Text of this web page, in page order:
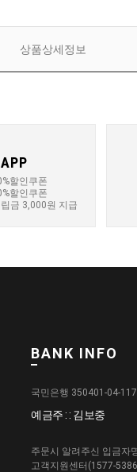
상품상세정보
할인쿠폰
할인쿠폰
금 3,000원 지급
BANK INFO
국민은행 350401-04-
예금주 : : 김보중
주문시 알려주신 입금자
고객지원센터(1577-